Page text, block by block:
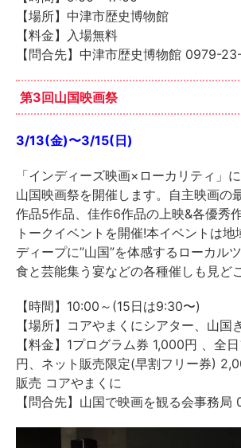
【場所】中津市歴史博物館
【料金】入場無料
【問合先】中津市歴史博物館 0979-
第3回山国映画祭
3/13(金)〜3/15(日)
「インディーズ映画×ローカリティ」
山国映画祭を開催します。自主映画の
作品5作品、佳作6作品の上映&各優秀
トークイベントを開催!本イベントは地
ディープに”山国”を体感するローカル
食と芸能集う宴などの各種催しも見どこ
【時間】10:00～(15日は9:30〜)
【場所】コアやまくにシアター、山国
【料金】1プログラム券 1,000円 、全
円、ネット販売限定(早割フリー券)
販売 コアやまくに
【問合先】山国で映画を観る会事務